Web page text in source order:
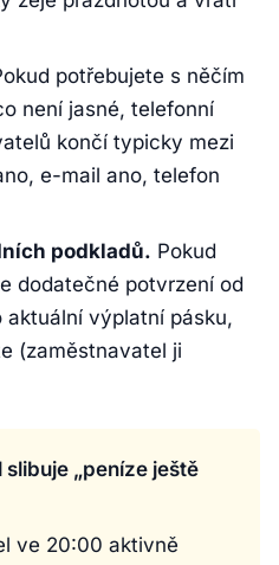
potřebujete s něčím
není jasné, telefonní
končí typicky mezi
e-mail ano, telefon
podkladů. Pokud
dodatečné potvrzení od
výplatní pásku,
(zaměstnavatel ji
„peníze ještě
ve 20:00 aktivně